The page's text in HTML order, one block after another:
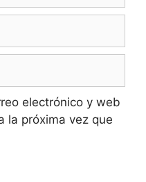
electrónico y web
la próxima vez que